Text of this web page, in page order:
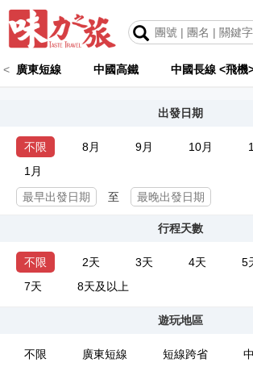
< 廣東短線 中國高鐵 中國長線 <飛機
出發日期
不限 8月 9月 10月
1月
至
行程天數
不限 2天 3天 4天 5
7天
8天及以上
遊玩地區
不限 廣東短線 短線跨省